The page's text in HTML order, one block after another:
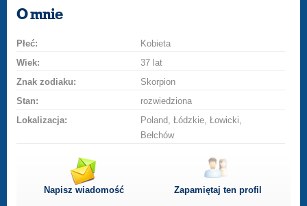
O mnie
Płeć:
Kobieta
Wiek:
37 lat
Znak zodiaku:
Skorpion
Stan:
rozwiedziona
Lokalizacja:
Poland, Łódzkie, Łowicki,
Bełchów
Napisz wiadomość Zapamiętaj ten profil